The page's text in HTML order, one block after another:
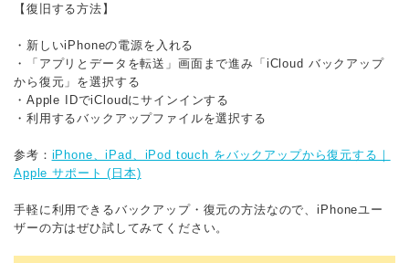
【復旧する方法】
・新しいiPhoneの電源を入れる
・「アプリとデータを転送」画面まで進み「iCloud バックアップ
から復元」を選択する
・Apple IDでiCloudにサインインする
・利用するバックアップファイルを選択する
参考： iPhone、iPad、iPod touch をバックアップから復元する｜
Apple サポート (日本)
手軽に利用できるバックアップ・復元の方法なので、iPhoneユー
ザーの方はぜひ試してみてください。